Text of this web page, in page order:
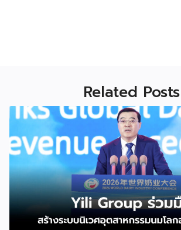
Related Posts